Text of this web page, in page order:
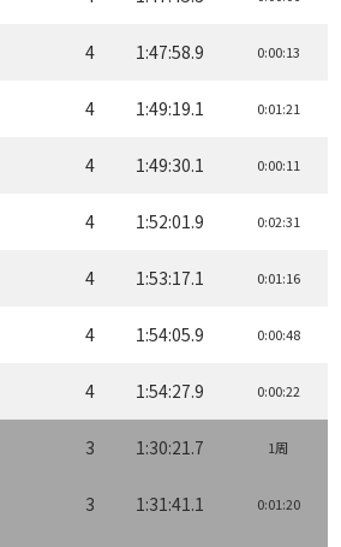
4 1:47:58.9 0:00:13
4 1:49:19.1 0:01:21
4 1:49:30.1 0:00:11
4 1:52:01.9 0:02:31
4 1:53:17.1 0:01:16
4 1:54:05.9 0:00:48
4 1:54:27.9 0:00:22
3 1:30:21.7 1周
3 1:31:41.1 0:01:20